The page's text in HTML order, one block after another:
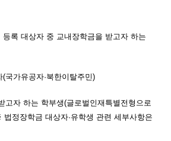
등록 대상자 중 교내장학금을 받고자 하는
(국가유공자·북한이탈주민)
고자 하는 학부생(글로벌인재특별전형으로
법정장학금 대상자·유학생 관련 세부사항은